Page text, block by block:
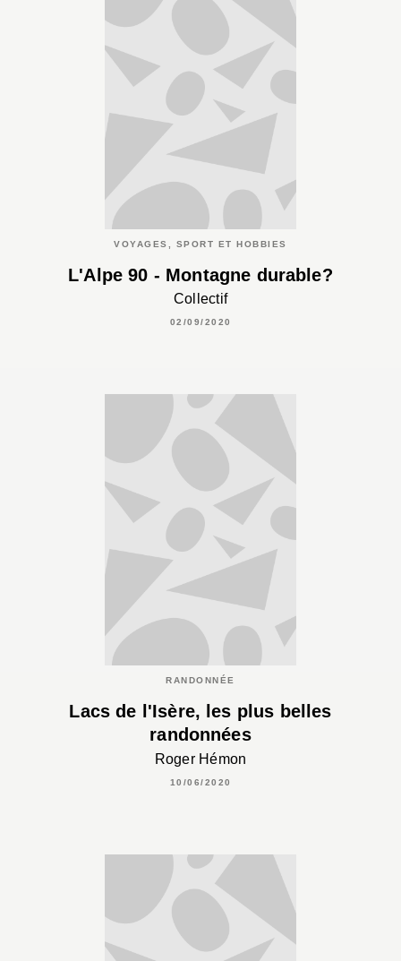
VOYAGES, SPORT ET HOBBIES
L'Alpe 90 - Montagne durable?
Collectif
02/09/2020
RANDONNÉE
Lacs de l'Isère, les plus belles
randonnées
Roger Hémon
10/06/2020